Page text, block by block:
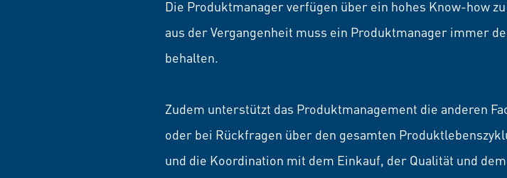
Die Produktmanager verfügen über ein hohes Know-how
aus der Vergangenheit muss ein Produktmanager immer
behalten.
Zudem unterstützt das Produktmanagement die anderen
oder bei Rückfragen über den gesamten
und die Koordination mit dem Einkauf, der Qualität und